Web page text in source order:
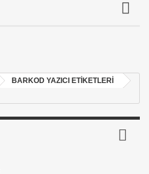
BARKOD YAZICI ETİKETLERİ